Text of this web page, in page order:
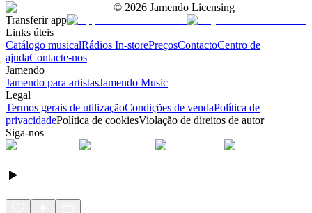
© 2026 Jamendo Licensing
Transferir app
Links úteis
Catálogo musicalRádios In-storePreçosContactoCentro de
ajudaContacte-nos
Jamendo
Jamendo para artistasJamendo Music
Legal
Termos gerais de utilizaçãoCondições de vendaPolítica de
privacidadePolítica de cookiesViolação de direitos de autor
Siga-nos